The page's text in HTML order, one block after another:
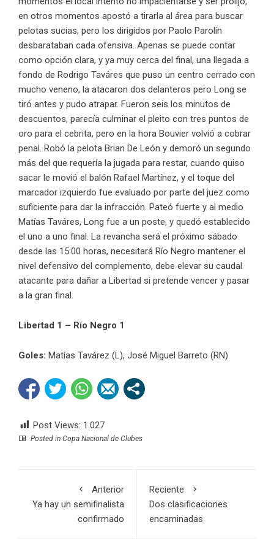
en otros momentos apostó a tirarla al área para buscar
pelotas sucias, pero los dirigidos por Paolo Parolín
desbarataban cada ofensiva. Apenas se puede contar
como opción clara, y ya muy cerca del final, una llegada a
fondo de Rodrigo Taváres que puso un centro cerrado con
mucho veneno, la atacaron dos delanteros pero Long se
tiró antes y pudo atrapar. Fueron seis los minutos de
descuentos, parecía culminar el pleito con tres puntos de
oro para el cebrita, pero en la hora Bouvier volvió a cobrar
penal. Robó la pelota Brian De León y demoró un segundo
más del que requería la jugada para restar, cuando quiso
sacar le movió el balón Rafael Martínez, y el toque del
marcador izquierdo fue evaluado por parte del juez como
suficiente para dar la infracción. Pateó fuerte y al medio
Matías Taváres, Long fue a un poste, y quedó establecido
el uno a uno final. La revancha será el próximo sábado
desde las 15:00 horas, necesitará Río Negro mantener el
nivel defensivo del complemento, debe elevar su caudal
atacante para dañar a Libertad si pretende vencer y pasar
a la gran final.
Libertad 1 – Río Negro 1
Goles: Matías Tavárez (L), José Miguel Barreto (RN)
Post Views: 1.027
Posted in Copa Nacional de Clubes
Anterior
Ya hay un semifinalista
confirmado
Reciente
Dos clasificaciones
encaminadas